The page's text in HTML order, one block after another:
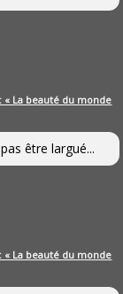
« La beauté du monde
être largué...
« La beauté du monde